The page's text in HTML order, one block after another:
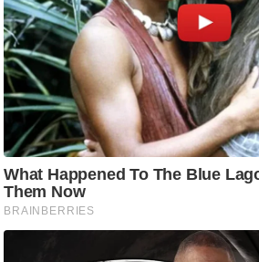
न
शि
प
रा
ज
नी
ति
वि
श्ले